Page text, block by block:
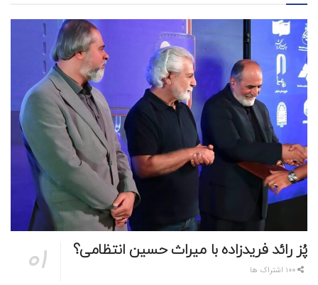
پُز رائد فریدزاده با میراث حسین انتظامی؟